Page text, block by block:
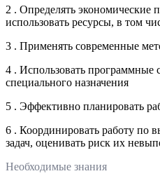
2 . Определять экономические
использовать ресурсы, в том
3 . Применять современные
4 . Использовать программные
специального назначения
5 . Эффективно планировать
6 . Координировать работу по
задач, оценивать риск их
Необходимые знания